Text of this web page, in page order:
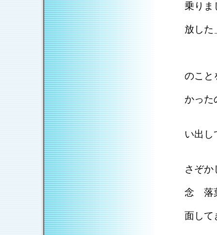
乗りま
放した
のこ
かった
い出し
さぞか
念 落
面して